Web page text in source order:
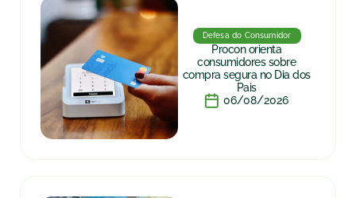
Defesa do Consumidor
Procon orienta
consumidores sobre
compra segura no Dia dos
Pais
06/08/2026